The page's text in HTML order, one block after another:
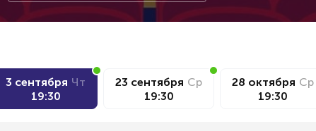
3 сентября Чт
19:30
23 сентября Ср
19:30
28 октября Ср
19:30